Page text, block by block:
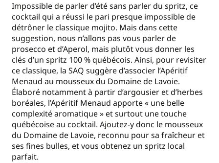
Impossible de parler d’été sans parler du spritz, ce
cocktail qui a réussi le pari presque impossible de
détrôner le classique mojito. Mais dans cette
suggestion, nous n’allons pas vous parler de
prosecco et d’Aperol, mais plutôt vous donner les
clés d’un spritz 100 % québécois. Ainsi, pour revisiter
ce classique, la SAQ suggère d’associer l’Apéritif
Menaud au mousseux du Domaine de Lavoie.
Élaboré notamment à partir d’argousier et d’herbes
boréales, l’Apéritif Menaud apporte « une belle
complexité aromatique » et surtout une touche
québécoise au cocktail. Ajoutez-y donc le mousseux
du Domaine de Lavoie, reconnu pour sa fraîcheur et
ses fines bulles, et vous obtenez un spritz local
parfait.